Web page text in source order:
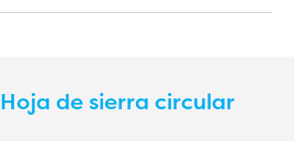
Hoja de sierra circular